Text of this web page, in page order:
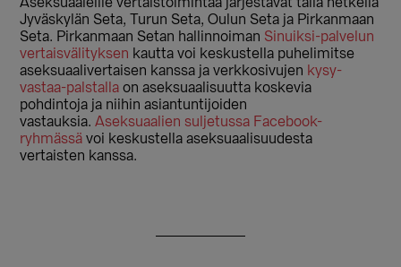
Jyväskylän Seta, Turun Seta, Oulun Seta ja Pirkanmaan
Seta. Pirkanmaan Setan hallinnoiman Sinuiksi-palvelun
vertaisvälityksen kautta voi keskustella puhelimitse
aseksuaalivertaisen kanssa ja verkkosivujen kysy-
vastaa-palstalla on aseksuaalisuutta koskevia
pohdintoja ja niihin asiantuntijoiden
vastauksia.Aseksuaalien suljetussa Facebook-
ryhmässä voi keskustella aseksuaalisuudesta
vertaisten kanssa.